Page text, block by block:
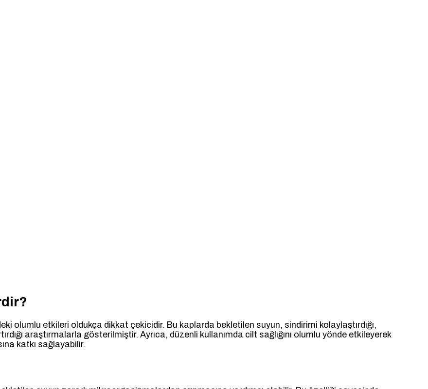
olumlu etkileri oldukça dikkat çekicidir. Bu kaplarda bekletilen suyun, sindirimi kolaylaştırdığı,
araştırmalarla gösterilmiştir. Ayrıca, düzenli kullanımda cilt sağlığını olumlu yönde etkileyerek
katkı sağlayabilir.